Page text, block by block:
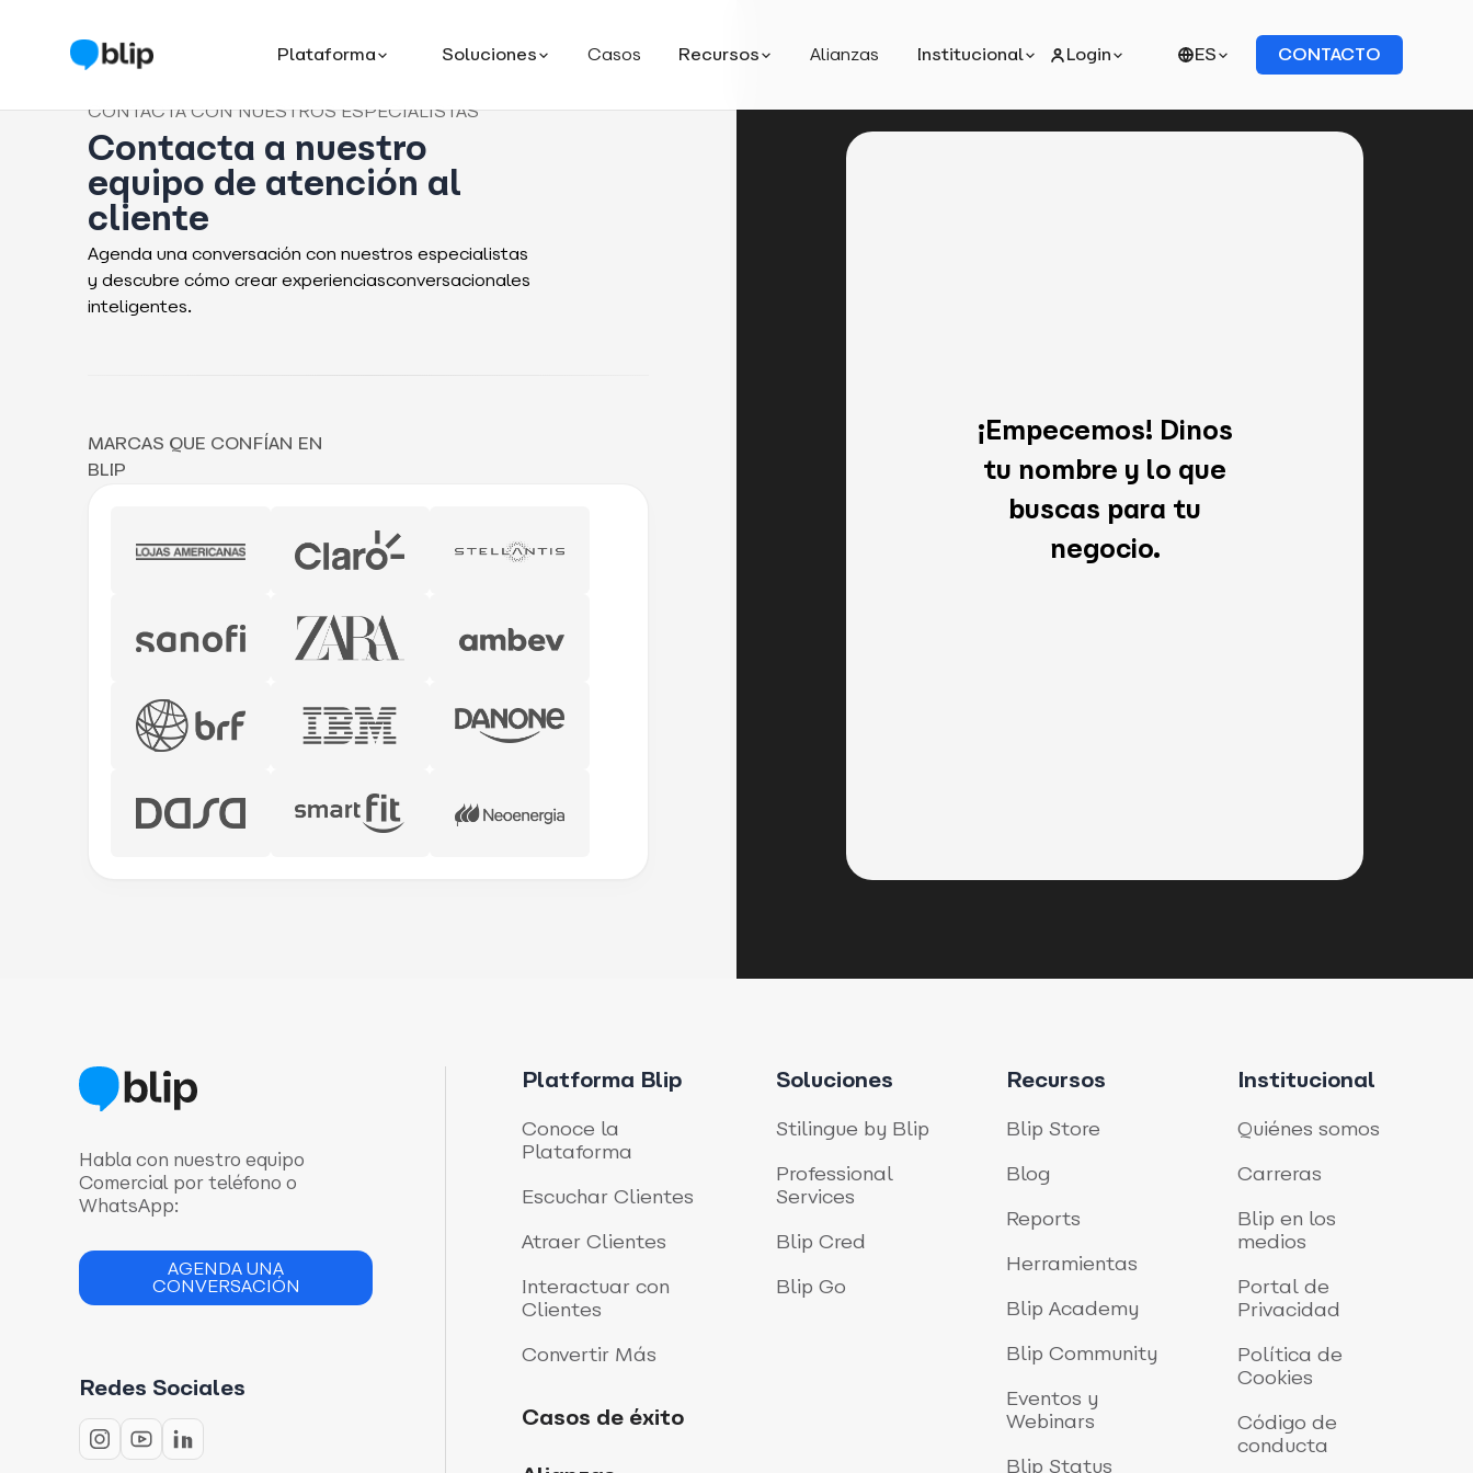
Plataforma Soluciones Casos Recursos Alianzas Institucional Login ES CONTACTO
CONTACTA CON NUESTROS ESPECIALISTAS
Contacta a nuestro
equipo de atención al
cliente
Agenda una conversación con nuestros especialistas
y descubre cómo crear experienciasconversacionales
inteligentes.
MARCAS QUE CONFÍAN EN
BLIP
¡Empecemos! Dinos
tu nombre y lo que
buscas para tu
negocio.
Habla con nuestro equipo
Comercial por teléfono o
WhatsApp:
AGENDA UNA
CONVERSACIÓN
Redes Sociales
Platforma Blip
Conoce la
Plataforma
Escuchar Clientes
Atraer Clientes
Interactuar con
Clientes
Convertir Más
Casos de éxito
Soluciones
Stilingue by Blip
Professional
Services
Blip Cred
Blip Go
Recursos
Blip Store
Blog
Reports
Herramientas
Blip Academy
Blip Community
Eventos y
Webinars
Blip Status
Institucional
Quiénes somos
Carreras
Blip en los
medios
Portal de
Privacidad
Política de
Cookies
Código de
conducta